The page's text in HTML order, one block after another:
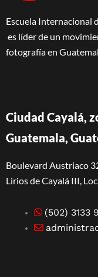
Escuela Internacional
es líder de un
fotografía en
Ciudad Cayalá,
Guatemala,
Boulevard Austriaco
Lirios de Cayalá III,
(502) 3133